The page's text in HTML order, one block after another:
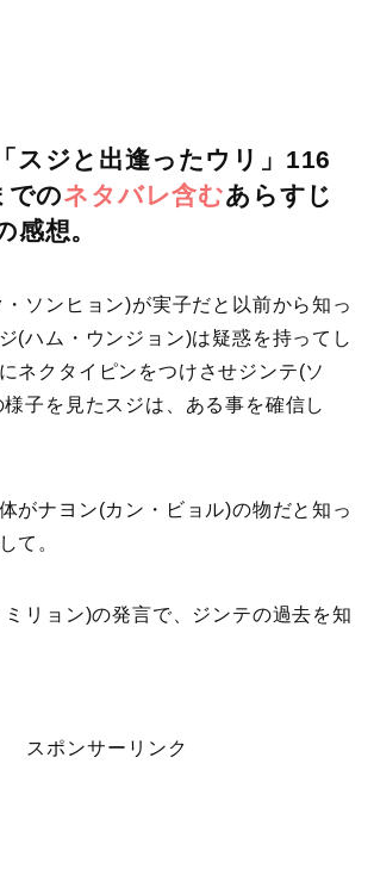
スジと出逢ったウリ」116
でのネタバレ含むあらすじ
感想。
ソンヒョン)が実子だと以前から知っ
(ハム・ウンジョン)は疑惑を持ってし
ネクタイピンをつけさせジンテ(ソ
子を見たスジは、ある事を確信し
がナヨン(カン・ビョル)の物だと知っ
て。
リョン)の発言で、ジンテの過去を知
スポンサーリンク